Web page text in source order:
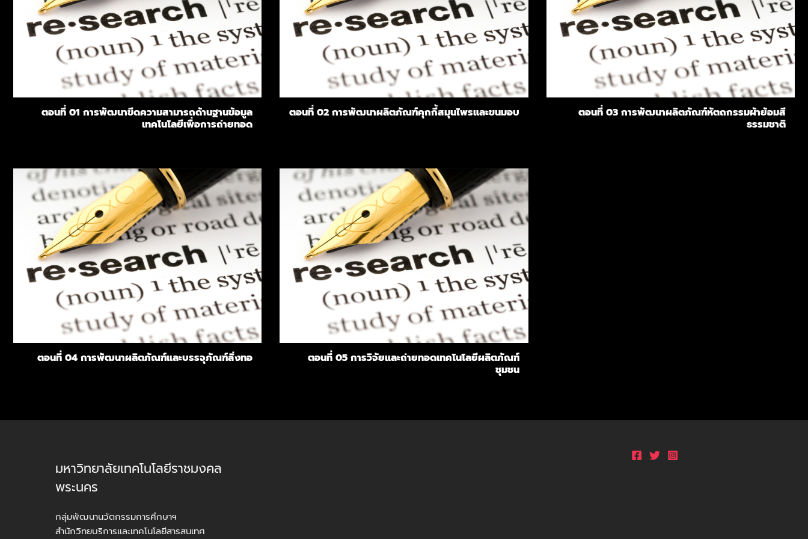
ตอนที่ 01 การพัฒนาขีดความสามารถด้านฐานข้อมูล
เทคโนโลยีเพื่อการถ่ายทอด
ตอนที่ 02 การพัฒนาผลิตภัณฑ์คุกกี้สมุนไพรและขนมอบ
ตอนที่ 03 การพัฒนาผลิตภัณฑ์หัตถกรรมผ้าย้อมสี
ธรรมชาติ
ตอนที่ 04 การพัฒนาผลิตภัณฑ์และบรรจุภัณฑ์สิ่งทอ
ตอนที่ 05 การวิจัยและถ่ายทอดเทคโนโลยีผลิตภัณฑ์
ชุมชน
มหาวิทยาลัยเทคโนโลยีราชมงคล
พระนคร
กลุ่มพัฒนานวัตกรรมการศึกษาฯ
สำนักวิทยบริการและเทคโนโลยีสารสนเทศ